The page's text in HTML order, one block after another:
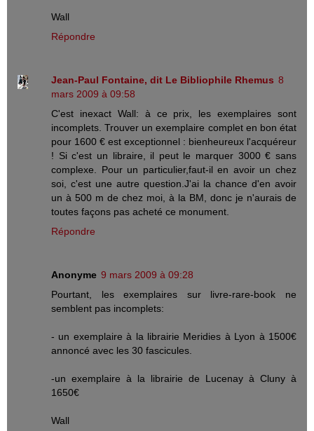
Wall
Répondre
Jean-Paul Fontaine, dit Le Bibliophile Rhemus 8
mars 2009 à 09:58
C'est inexact Wall: à ce prix, les exemplaires sont
incomplets. Trouver un exemplaire complet en bon état
pour 1600 € est exceptionnel : bienheureux l'acquéreur
! Si c'est un libraire, il peut le marquer 3000 € sans
complexe. Pour un particulier,faut-il en avoir un chez
soi, c'est une autre question.J'ai la chance d'en avoir
un à 500 m de chez moi, à la BM, donc je n'aurais de
toutes façons pas acheté ce monument.
Répondre
Anonyme 9 mars 2009 à 09:28
Pourtant, les exemplaires sur livre-rare-book ne
semblent pas incomplets:
- un exemplaire à la librairie Meridies à Lyon à 1500€
annoncé avec les 30 fascicules.
-un exemplaire à la librairie de Lucenay à Cluny à
1650€
Wall